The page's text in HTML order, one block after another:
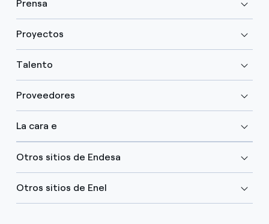
Prensa
Proyectos
Talento
Proveedores
La cara e
Otros sitios de Endesa
Otros sitios de Enel